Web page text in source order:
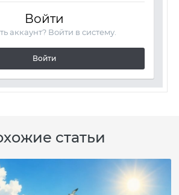
Войти
аккаунт? Войти в систему.
Войти
статьи